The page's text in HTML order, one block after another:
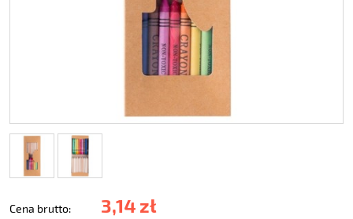
Cena brutto: 3,14 zł